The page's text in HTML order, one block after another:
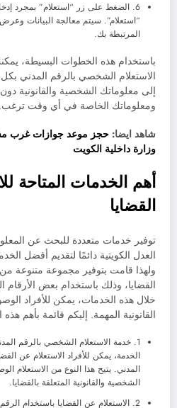
6. الضغط على زر “استعلام” بمجرد
“استعلام”. سيتم معالجة البيانات وعرض
المرتبطة بك.
باستخدام هذه الخطوات البسيطة،
الاستعلام الشخصي بالرقم المدني
إلى معلوماتك الشخصية والقانونية
ومعلوماتك الخاصة في أي وقت ترغب.
شاهد ايضا: حجز موعد جوازات غرب
وزارة داخلية الكويت
أهم الخدمات المتاحة
القضايا
توفير خدمات متعددة للبحث عن
العدل الكويتية دائمًا لتقديم أفضل
ولهذا قامت بتوفير مجموعة متنوعة
القضايا، وذلك باستخدام بعض
خلال هذه الخدمات، يمكن للأفراد
القانونية المهمة. إليكم قائمة بأهم
1. خدمة الاستعلام الشخصي بالرقم
الخدمة، يمكن للأفراد الاستعلام عن
المدني. يتيح هذا النوع من الاستعلام
الشخصية والقانونية المتعلقة بالقضايا.
2. الاستعلام عن القضايا باستخدام